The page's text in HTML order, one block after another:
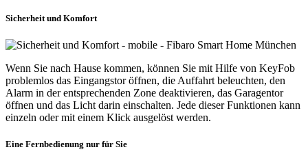
Sicherheit und Komfort
Wenn Sie nach Hause kommen, können Sie mit Hilfe von KeyFob
problemlos das Eingangstor öffnen, die Auffahrt beleuchten, den
Alarm in der entsprechenden Zone deaktivieren, das Garagentor
öffnen und das Licht darin einschalten. Jede dieser Funktionen kann
einzeln oder mit einem Klick ausgelöst werden.
Eine Fernbedienung nur für Sie